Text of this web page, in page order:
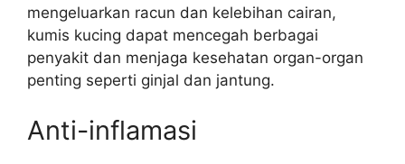
mengeluarkan racun dan kelebihan cairan,
kumis kucing dapat mencegah berbagai
penyakit dan menjaga kesehatan organ-organ
penting seperti ginjal dan jantung.
Anti-inflamasi